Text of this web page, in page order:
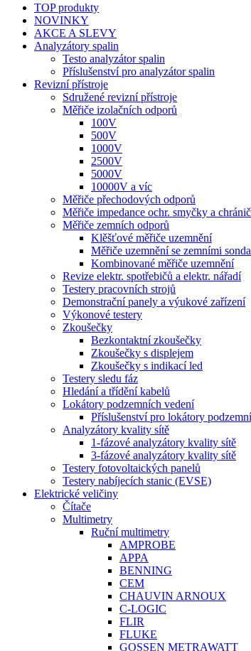
TOP produkty
NOVINKY
AKCE A SLEVY
Analyzátory spalin
Testo analyzátor spalin
Příslušenství pro analyzátor spalin
Revizní přístroje
Sdružené revizní přístroje
Měřiče izolačních odporů
100V
500V
1000V
2500V
5000V
10000V a víc
Měřiče přechodových odporů
Měřiče impedance ochr. smyčky a
Měřiče zemních odporů
Klěšťové měřiče uzemnění
Měřiče uzemnění se zemními
Kombinované měřiče uzemnění
Revize elektr. spotřebičů a elektr. nářadí
Testery pracovních strojů
Demonstrační panely a výukové zařízení
Výkonové testery
Zkoušečky
Bezkontaktní zkoušečky
Zkoušečky s displejem
Zkoušečky s indikací led
Testery sledu fáz
Hledání a třídění kabelů
Lokátory podzemních vedení
Příslušenství pro lokátory
Analyzátory kvality sítě
1-fázové analyzátory kvality sítě
3-fázové analyzátory kvality sítě
Testery fotovoltaických panelů
Testery nabíjecích stanic (EVSE)
Elektrické veličiny
Čítače
Multimetry
Ruční multimetry
AMPROBE
APPA
BENNING
CEM
CHAUVIN ARNOUX
C-LOGIC
FLIR
FLUKE
GOSSEN METRAWATT